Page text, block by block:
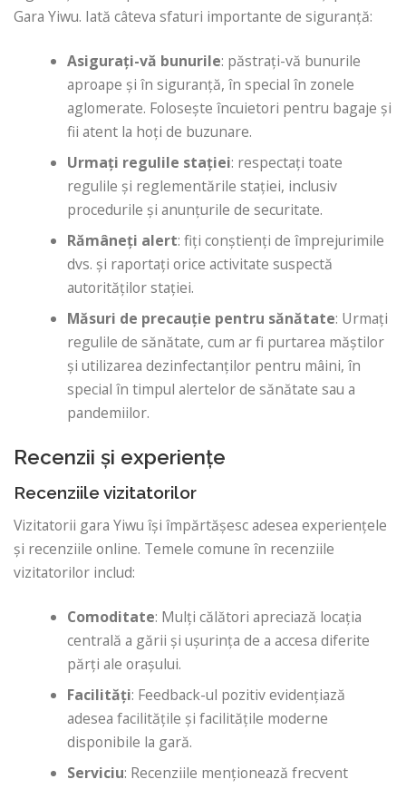
Gara Yiwu. Iată câteva sfaturi importante de siguranță:
Asigurați-vă bunurile: păstrați-vă bunurile
aproape și în siguranță, în special în zonele
aglomerate. Folosește încuietori pentru bagaje și
fii atent la hoți de buzunare.
Urmați regulile stației: respectați toate
regulile și reglementările stației, inclusiv
procedurile și anunțurile de securitate.
Rămâneți alert: fiți conștienți de împrejurimile
dvs. și raportați orice activitate suspectă
autorităților stației.
Măsuri de precauție pentru sănătate: Urmați
regulile de sănătate, cum ar fi purtarea măștilor
și utilizarea dezinfectanților pentru mâini, în
special în timpul alertelor de sănătate sau a
pandemiilor.
Recenzii și experiențe
Recenziile vizitatorilor
Vizitatorii gara Yiwu își împărtășesc adesea experiențele
și recenziile online. Temele comune în recenziile
vizitatorilor includ:
Comoditate: Mulți călători apreciază locația
centrală a gării și ușurința de a accesa diferite
părți ale orașului.
Facilități: Feedback-ul pozitiv evidențiază
adesea facilitățile și facilitățile moderne
disponibile la gară.
Serviciu: Recenziile menționează frecvent